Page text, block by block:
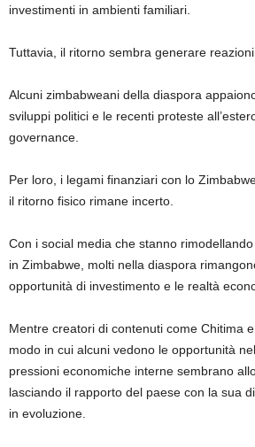
investimenti in ambienti familiari.
Tuttavia, il ritorno sembra generare
Alcuni zimbabweani della diaspora
sviluppi politici e le recenti proteste
governance.
Per loro, i legami finanziari con lo
il ritorno fisico rimane incerto.
Con i social media che stanno
in Zimbabwe, molti nella diaspora
opportunità di investimento e le realtà
Mentre creatori di contenuti come Chitima
modo in cui alcuni vedono le opportunità
pressioni economiche interne sembrano
lasciando il rapporto del paese con la sua
in evoluzione.